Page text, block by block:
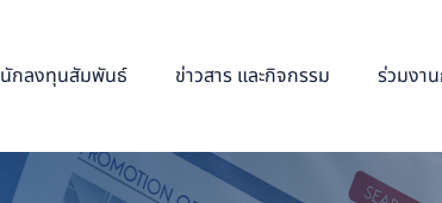
นักลงทุนสัมพันธ์ ข่าวสาร และกิจกรรม ร่วมงา